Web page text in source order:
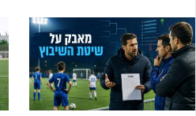
המגרש ניתן היה לראות שליטה מלאה
קיוו שהמשחק כבר יגמר.
השליטה של פתח תקוה בכדור, וצורת
וחכם היא אולי הסיפור של המשחק הזה,